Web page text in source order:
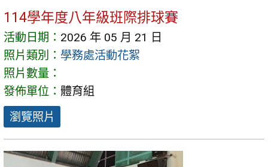
114學年度八年級班際排球賽
活動日期： 2026 年 05 月 21 日
照片類別： 學務處活動花絮
照片數量：
發佈單位： 體育組
瀏覽照片